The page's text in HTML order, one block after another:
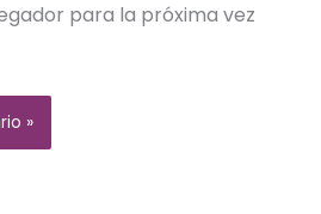
para la próxima vez